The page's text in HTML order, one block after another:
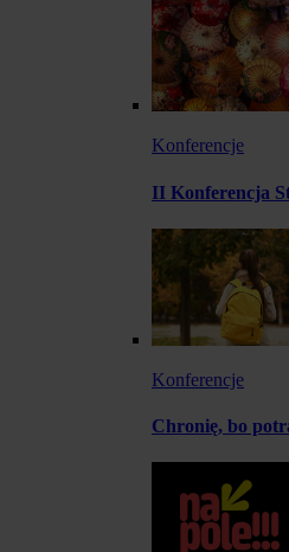
Konferencje
II Konferencja
Konferencje
Chronię, bo